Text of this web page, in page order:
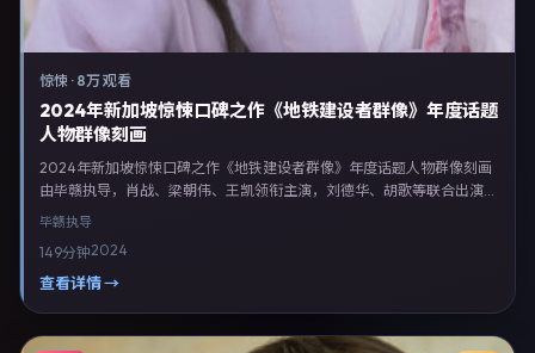
惊悚 · 8万 观看
2024年新加坡惊悚口碑之作《地铁建设者群像》年度话题
人物群像刻画
2024年新加坡惊悚口碑之作《地铁建设者群像》年度话题人物群像刻画
由毕赣执导，肖战、梁朝伟、王凯领衔主演，刘德华、胡歌等联合出演。
剧情以惊悚类型为主线，融合新加坡本土叙事与人物弧光，适合检索「惊
摄制与后期，同年季度档期内全渠道上线与二轮放映。影片在节奏、摄影
与配乐上强调沉浸体验，可作为片单推荐、影评长文与专题策划的引用素
毕赣执导
149分钟2024
查看详情 →